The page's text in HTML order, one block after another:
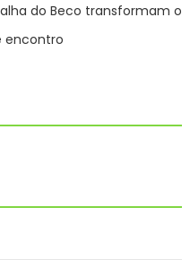
do Beco transformam o
encontro